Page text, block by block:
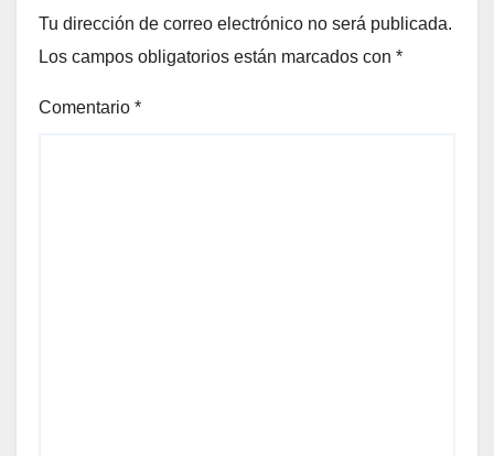
Tu dirección de correo electrónico no será publicada.
Los campos obligatorios están marcados con *
Comentario *